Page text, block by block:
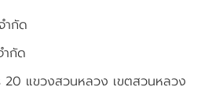
ำกัด
กัด
แขวงสวนหลวง เขตสวนหลวง